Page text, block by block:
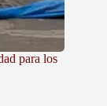
para los